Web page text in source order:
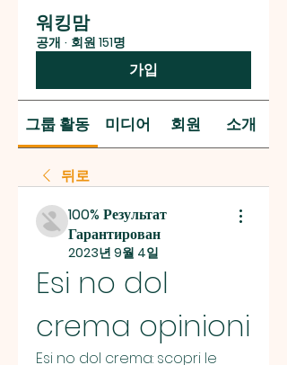
워킹맘
공개 · 회원 151명
가입
그룹 활동 미디어 회원 소개
뒤로
100% Результат
Гарантирован
2023년 9월 4일
Esi no dol
crema opinioni
Esi no dol crema: scopri le